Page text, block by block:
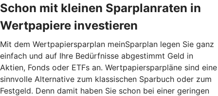
Schon mit kleinen Sparplanraten in
Wertpapiere investieren
Mit dem Wertpapiersparplan meinSparplan legen Sie ganz
einfach und auf Ihre Bedürfnisse abgestimmt Geld in
Aktien, Fonds oder ETFs an. Wertpapiersparpläne sind eine
sinnvolle Alternative zum klassischen Sparbuch oder zum
Festgeld. Denn damit haben Sie schon bei einer geringen